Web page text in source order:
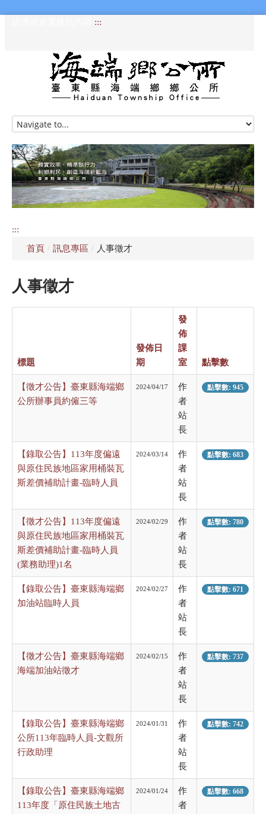
:::
HOME
訊息專區
認識海端
公所介紹
:::
首頁 / 訊息專區 / 人事徵才
人事徵才
標題
發佈日
期
發
佈
課
室
點擊數
【徵才公告】臺東縣海端鄉
公所辦事員約僱三等
2024/04/17
作
者
站
長
點擊數: 945
【錄取公告】113年度偏遠
與原住民族地區家用桶裝瓦
斯差價補助計畫-臨時人員
2024/03/14
作
者
站
長
點擊數: 683
【徵才公告】113年度偏遠
與原住民族地區家用桶裝瓦
斯差價補助計畫-臨時人員
(業務助理)1名
2024/02/29
作
者
站
長
點擊數: 780
【錄取公告】臺東縣海端鄉
加油站臨時人員
2024/02/27
作
者
站
長
點擊數: 671
【徵才公告】臺東縣海端鄉
海端加油站徵才
2024/02/15
作
者
站
長
點擊數: 737
【錄取公告】臺東縣海端鄉
公所113年臨時人員-文觀所
行政助理
2024/01/31
作
者
站
長
點擊數: 742
【錄取公告】臺東縣海端鄉
113年度「原住民族土地古
2024/01/24
作
者
點擊數: 668